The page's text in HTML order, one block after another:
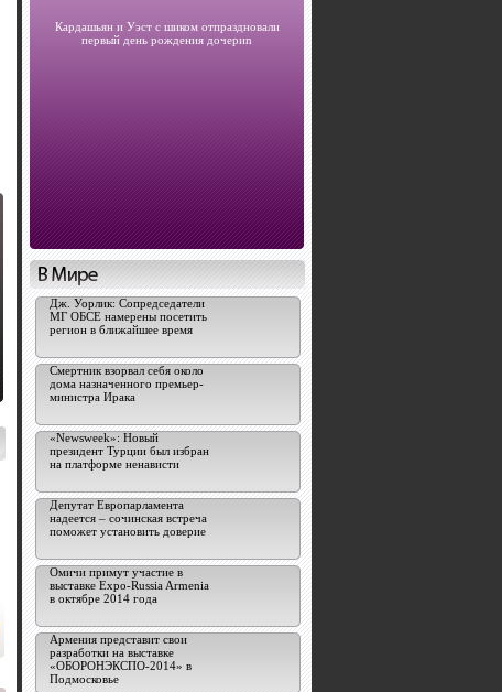
Кардашьян и Уэст с шиком отпраздновали
первый день рождения дочериn
Дж. Уорлик: Сопредседатели
МГ ОБСЕ намерены посетить
регион в ближайшее время
Смертник взорвал себя около
дома назначенного премьер-
министра Ирака
«Newsweek»: Новый
президент Турции был избран
на платформе ненависти
Депутат Европарламента
надеется – сочинская встреча
поможет установить доверие
Омичи примут участие в
выставке Expo-Russia Armenia
в октябре 2014 года
Армения представит свои
разработки на выставке
«ОБОРОНЭКСПО-2014» в
Подмосковье